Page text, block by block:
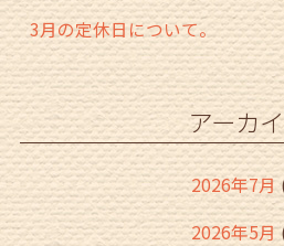
3月の定休日について。
アーカ
2026年7月
2026年5月